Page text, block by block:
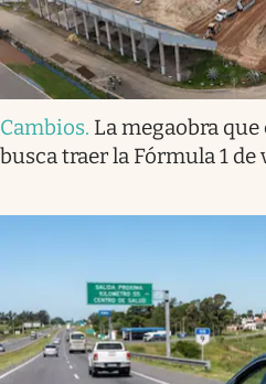
Cambios. La megaobra
busca traer la Fórmula 1